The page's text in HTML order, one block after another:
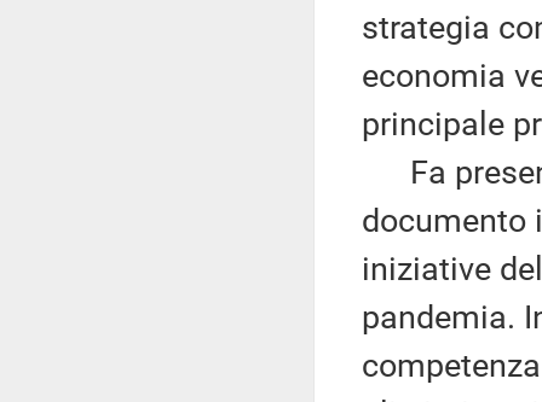
strategia
economia
principale
Fa
documento
iniziative
pandemia.